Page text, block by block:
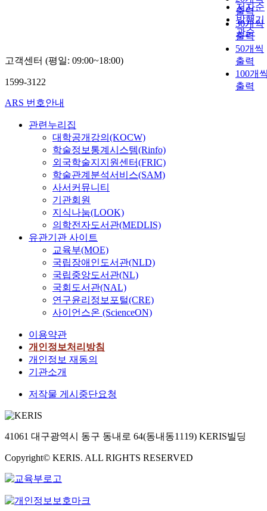
저자순
발행기
관순
출력
30개씩
출력
50개씩
출력
100개
출력
고객센터 (평일: 09:00~18:00)
1599-3122
ARS 번호안내
관련누리집
대학공개강의(KOCW)
학술정보통계시스템(Rinfo)
외국학술지지원센터(FRIC)
학술관계분석서비스(SAM)
사서커뮤니티
기관회원
지식나눔(LOOK)
의학전자도서관(MEDLIS)
유관기관 사이트
교육부(MOE)
국립장애인도서관(NLD)
국립중앙도서관(NL)
국회도서관(NAL)
연구윤리정보포털(CRE)
사이언스온 (ScienceON)
이용약관
개인정보처리방침
개인정보 재동의
기관소개
저작물 게시중단요청
41061 대구광역시 동구 동내로 64(동내동1119) KERIS빌딩
Copyright© KERIS. ALL RIGHTS RESERVED